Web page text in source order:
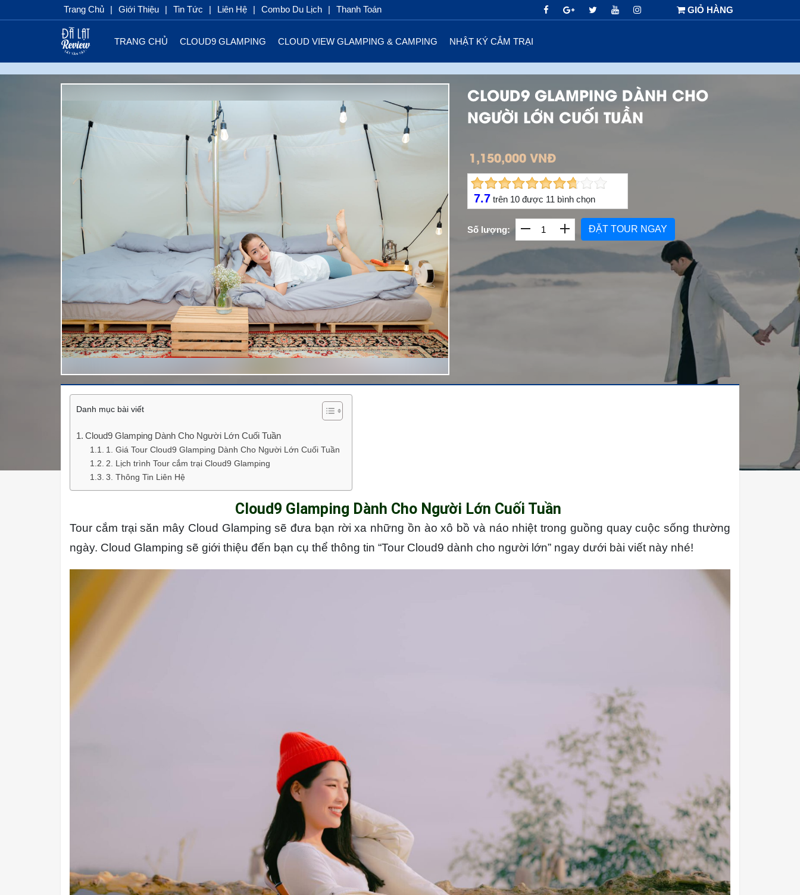
Trang Chủ | Giới Thiệu | Tin Tức | Liên Hệ | Combo Du Lịch | Thanh Toán GIỎ HÀNG
TRANG CHỦ CLOUD9 GLAMPING CLOUD VIEW GLAMPING & CAMPING NHẬT KÝ CẮM TRẠI
CLOUD9 GLAMPING DÀNH CHO
NGƯỜI LỚN CUỐI TUẦN
1,150,000 VNĐ
7.7trên 10được 11 bình chọn
Số lượng: ĐẶT TOUR NGAY
Danh mục bài viết
Cloud9 Glamping Dành Cho Người Lớn Cuối Tuần
1. Giá Tour Cloud9 Glamping Dành Cho Người Lớn Cuối Tuần
2. Lịch trình Tour cắm trại Cloud9 Glamping
3. Thông Tin Liên Hệ
Cloud9 Glamping Dành Cho Người Lớn Cuối Tuần
Tour cắm trại săn mây Cloud Glamping sẽ đưa bạn rời xa những ồn ào xô bồ và náo nhiệt trong guồng quay cuộc sống thường
ngày. Cloud Glamping sẽ giới thiệu đến bạn cụ thể thông tin “Tour Cloud9 dành cho người lớn” ngay dưới bài viết này nhé!